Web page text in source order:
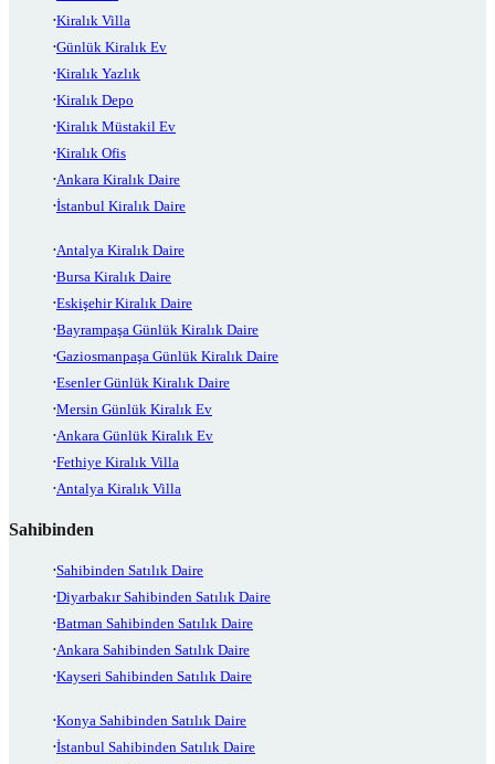
Kiralık Villa
Günlük Kiralık Ev
Kiralık Yazlık
Kiralık Depo
Kiralık Müstakil Ev
Kiralık Ofis
Ankara Kiralık Daire
İstanbul Kiralık Daire
Antalya Kiralık Daire
Bursa Kiralık Daire
Eskişehir Kiralık Daire
Bayrampaşa Günlük Kiralık Daire
Gaziosmanpaşa Günlük Kiralık Daire
Esenler Günlük Kiralık Daire
Mersin Günlük Kiralık Ev
Ankara Günlük Kiralık Ev
Fethiye Kiralık Villa
Antalya Kiralık Villa
Sahibinden
Sahibinden Satılık Daire
Diyarbakır Sahibinden Satılık Daire
Batman Sahibinden Satılık Daire
Ankara Sahibinden Satılık Daire
Kayseri Sahibinden Satılık Daire
Konya Sahibinden Satılık Daire
İstanbul Sahibinden Satılık Daire